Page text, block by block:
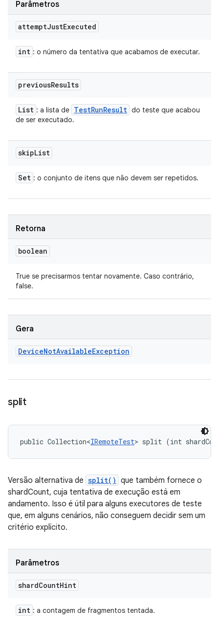
Parâmetros
attemptJustExecuted
int : o número da tentativa que acabamos de executar.
previousResults
List : a lista de TestRunResult do teste que acabou
de ser executado.
skipList
Set : o conjunto de itens que não devem ser repetidos.
Retorna
boolean
True se precisarmos tentar novamente. Caso contrário,
false.
Gera
DeviceNotAvailableException
split
public Collection<IRemoteTest> split (int
Versão alternativa de split() que também fornece o
shardCount, cuja tentativa de execução está em
andamento. Isso é útil para alguns executores de teste
que, em alguns cenários, não conseguem decidir sem um
critério explícito.
Parâmetros
shardCountHint
int : a contagem de fragmentos tentada.